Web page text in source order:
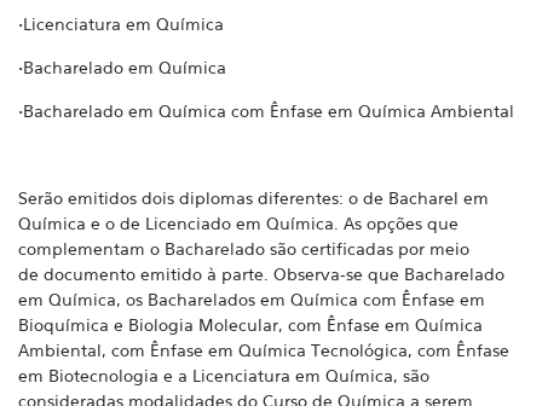
•Licenciatura em Química
•Bacharelado em Química
•Bacharelado em Química com Ênfase em Química Ambiental
Serão emitidos dois diplomas diferentes: o de Bacharel em
Química e o de Licenciado em Química. As opções que
complementam o Bacharelado são certificadas por meio
de documento emitido à parte. Observa-se que Bacharelado
em Química, os Bacharelados em Química com Ênfase em
Bioquímica e Biologia Molecular, com Ênfase em Química
Ambiental, com Ênfase em Química Tecnológica, com Ênfase
em Biotecnologia e a Licenciatura em Química, são
consideradas modalidades do Curso de Química a serem